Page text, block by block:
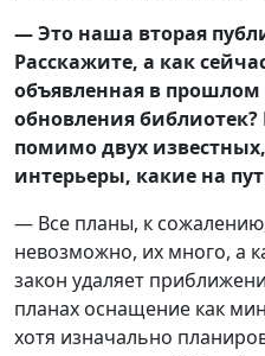
— Это наша вторая
Расскажите, а как
объявленная в
обновления
помимо двух
интерьеры, какие на
— Все планы, к
невозможно, их много, а
закон удаляет
планах оснащение как
хотя изначально